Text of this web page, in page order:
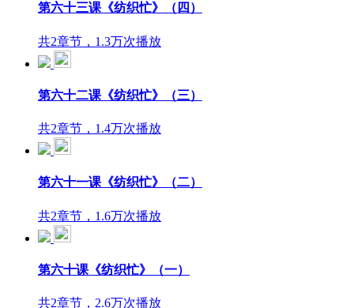
第六十三课《纺织忙》（四）
共2章节，1.3万次播放
第六十二课《纺织忙》（三）
共2章节，1.4万次播放
第六十一课《纺织忙》（二）
共2章节，1.6万次播放
第六十课《纺织忙》（一）
共2章节，2.6万次播放